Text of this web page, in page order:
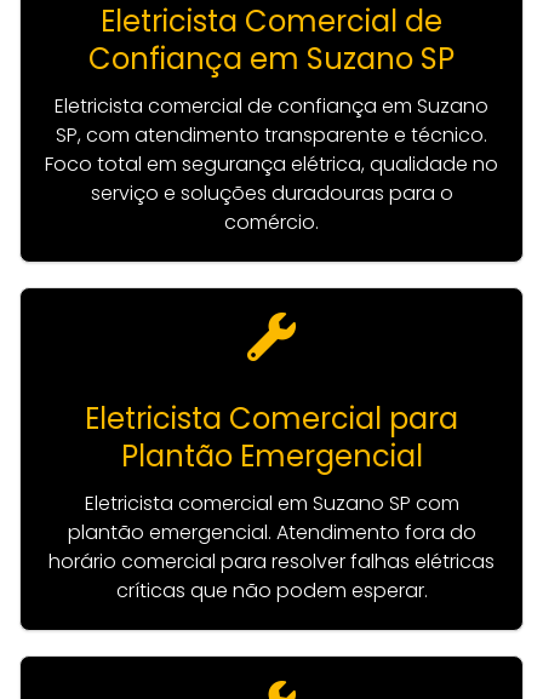
Eletricista Comercial de
Confiança em Suzano SP
Eletricista comercial de confiança em Suzano
SP, com atendimento transparente e técnico.
Foco total em segurança elétrica, qualidade no
serviço e soluções duradouras para o
comércio.
Eletricista Comercial para
Plantão Emergencial
Eletricista comercial em Suzano SP com
plantão emergencial. Atendimento fora do
horário comercial para resolver falhas elétricas
críticas que não podem esperar.